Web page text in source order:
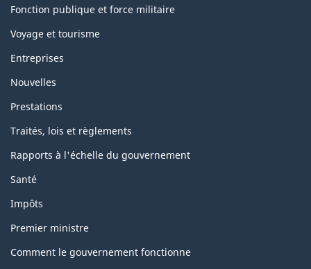
Fonction publique et force militaire
Voyage et tourisme
Entreprises
Nouvelles
Prestations
Traités, lois et règlements
Rapports à l'échelle du gouvernement
Santé
Impôts
Premier ministre
Comment le gouvernement fonctionne